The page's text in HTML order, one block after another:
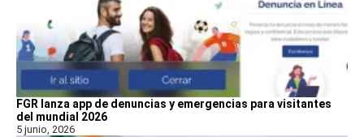
FGR lanza app de denuncias y emergencias para visitantes
del mundial 2026
5 junio, 2026